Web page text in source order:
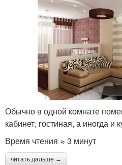
Обычно в одной комнате
кабинет, гостиная, а иногда и
Время чтения ≈ 3 минут
читать дальше →